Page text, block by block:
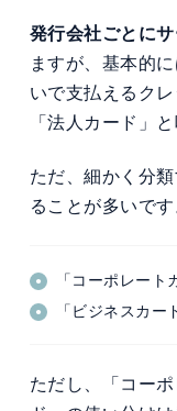
発行会社ごとに
ますが、基本的
いで支払えるク
「法人カード」
ただ、細かく分
ることが多いです
「コーポレー
「ビジネスカ
ただし、「コー